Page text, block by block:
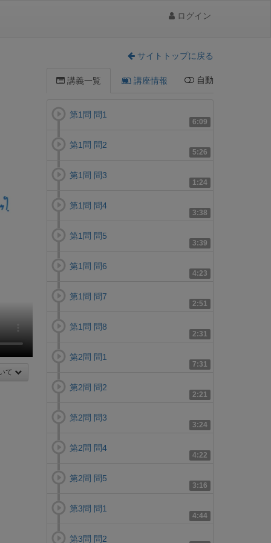
ログイン
サイトトップに戻る
て
講義一覧 講座情報 自動
6:09
第1問 問1
5:26
第1問 問2
1:24
第1問 問3
3:38
第1問 問4
3:39
第1問 問5
4:23
第1問 問6
2:51
第1問 問7
2:31
第1問 問8
7:31
第2問 問1
2:21
第2問 問2
3:24
第2問 問3
4:22
第2問 問4
3:16
第2問 問5
4:44
第3問 問1
第3問 問2